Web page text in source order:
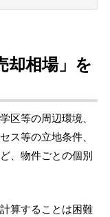
却相場」を
区等の周辺環境、
ス等の立地条件、
、物件ごとの個別
算することは困難